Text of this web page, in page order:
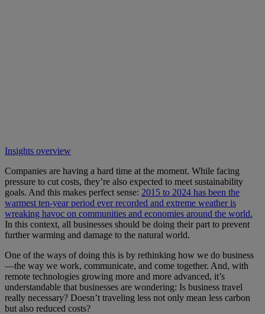
Insights overview
Companies are having a hard time at the moment. While facing
pressure to cut costs, they’re also expected to meet sustainability
goals. And this makes perfect sense: 2015 to 2024 has been the
warmest ten-year period ever recorded and extreme weather is
wreaking havoc on communities and economies around the world.
In this context, all businesses should be doing their part to prevent
further warming and damage to the natural world.
One of the ways of doing this is by rethinking how we do business
—the way we work, communicate, and come together. And, with
remote technologies growing more and more advanced, it’s
understandable that businesses are wondering: Is business travel
really necessary? Doesn’t traveling less not only mean less carbon
but also reduced costs?